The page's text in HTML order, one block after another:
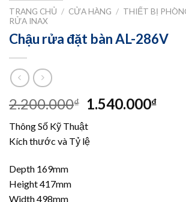
TRANG CHỦ / CỬA HÀNG / THIẾT BỊ
RỬA INAX
Chậu rửa đặt bàn AL-286V
2.200.000₫
Giá
là:
2.200.000₫.
1.540.000₫Giá
Thông Số Kỹ Thuật
Kích thước và Tỷ lệ
Depth 169mm
Height 417mm
Width 498mm